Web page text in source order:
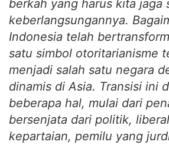
berkah yang harus kita jaga
keberlangsungannya.
Indonesia telah
satu simbol otoritarianisme
menjadi salah satu negara
dinamis di Asia. Transisi ini
beberapa hal, mulai dari
bersenjata dari politik,
kepartaian, pemilu yang